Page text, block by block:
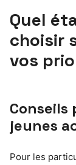
Quel
choisir
vos
jeunes
Pour les